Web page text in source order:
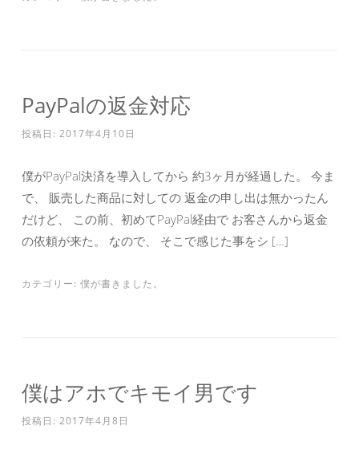
PayPalの返金対応
投稿日: 2017年4月10日
僕がPayPal決済を導入してから 約3ヶ月が経過した。 今ま
で、 販売した商品に対しての 返金の申し出は無かったん
だけど、 この前、初めてPayPal経由で お客さんから返金
の依頼が来た。 なので、 そこで感じた事をシ […]
カテゴリー: 僕が書きました。
僕はアホでキモイ男です
投稿日: 2017年4月8日